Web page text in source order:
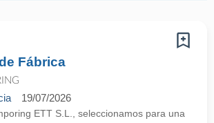
Fábrica
19/07/2026
ETT S.L., seleccionamos para una